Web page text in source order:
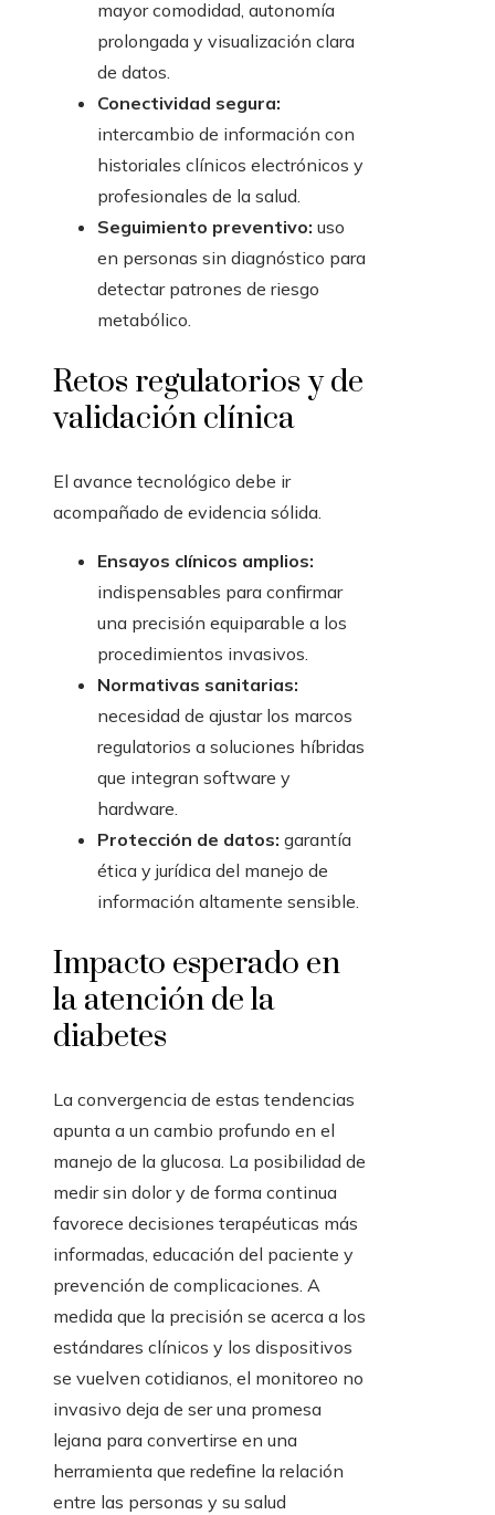
mayor comodidad, autonomía
prolongada y visualización clara
de datos.
Conectividad segura:
intercambio de información con
historiales clínicos electrónicos y
profesionales de la salud.
Seguimiento preventivo: uso
en personas sin diagnóstico para
detectar patrones de riesgo
metabólico.
Retos regulatorios y de
validación clínica
El avance tecnológico debe ir
acompañado de evidencia sólida.
Ensayos clínicos amplios:
indispensables para confirmar
una precisión equiparable a los
procedimientos invasivos.
Normativas sanitarias:
necesidad de ajustar los marcos
regulatorios a soluciones híbridas
que integran software y
hardware.
Protección de datos: garantía
ética y jurídica del manejo de
información altamente sensible.
Impacto esperado en
la atención de la
diabetes
La convergencia de estas tendencias
apunta a un cambio profundo en el
manejo de la glucosa. La posibilidad de
medir sin dolor y de forma continua
favorece decisiones terapéuticas más
informadas, educación del paciente y
prevención de complicaciones. A
medida que la precisión se acerca a los
estándares clínicos y los dispositivos
se vuelven cotidianos, el monitoreo no
invasivo deja de ser una promesa
lejana para convertirse en una
herramienta que redefine la relación
entre las personas y su salud